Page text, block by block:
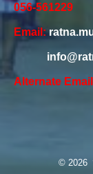
056-561229
Email:
Alternate
© 2026